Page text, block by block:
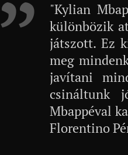
"Kylian
különbözik
játszott. Ez
meg
javítani
csináltunk
Mbappéval
Florentino